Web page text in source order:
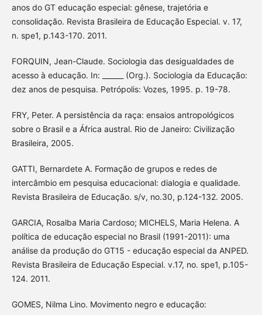
anos do GT educação especial: gênese, trajetória e
consolidação. Revista Brasileira de Educação Especial. v. 17,
n. spe1, p.143-170. 2011.
FORQUIN, Jean-Claude. Sociologia das desigualdades de
acesso à educação. In: ______ (Org.). Sociologia da Educação:
dez anos de pesquisa. Petrópolis: Vozes, 1995. p. 19-78.
FRY, Peter. A persistência da raça: ensaios antropológicos
sobre o Brasil e a África austral. Rio de Janeiro: Civilização
Brasileira, 2005.
GATTI, Bernardete A. Formação de grupos e redes de
intercâmbio em pesquisa educacional: dialogia e qualidade.
Revista Brasileira de Educação. s/v, no.30, p.124-132. 2005.
GARCIA, Rosalba Maria Cardoso; MICHELS, Maria Helena. A
política de educação especial no Brasil (1991-2011): uma
análise da produção do GT15 - educação especial da ANPED.
Revista Brasileira de Educação Especial. v.17, no. spe1, p.105-
124. 2011.
GOMES, Nilma Lino. Movimento negro e educação: